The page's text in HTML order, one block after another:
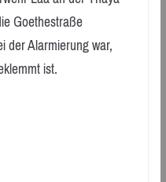
Goethestraße
der Alarmierung war,
ist.